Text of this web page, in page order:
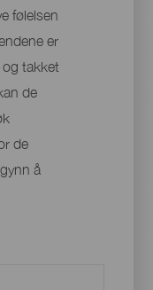
følelsen
er
takket
de
de
å